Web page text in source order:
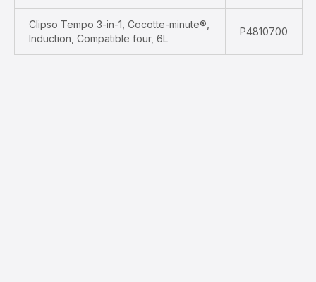
Clipso Tempo 3-in-1, Cocotte-minute®,
Induction, Compatible four, 6L
P4810700